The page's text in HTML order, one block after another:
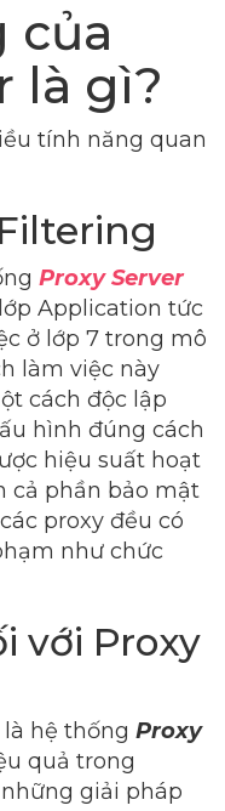
của
là gì?
tính năng quan
Proxy Server
Application tức
ở lớp 7 trong mô
làm việc này
cách độc lập
hình đúng cách
hiệu suất hoạt
cả phần bảo mật
proxy đều có
như chức
với Proxy
hệ thống Proxy
quả trong
giải pháp